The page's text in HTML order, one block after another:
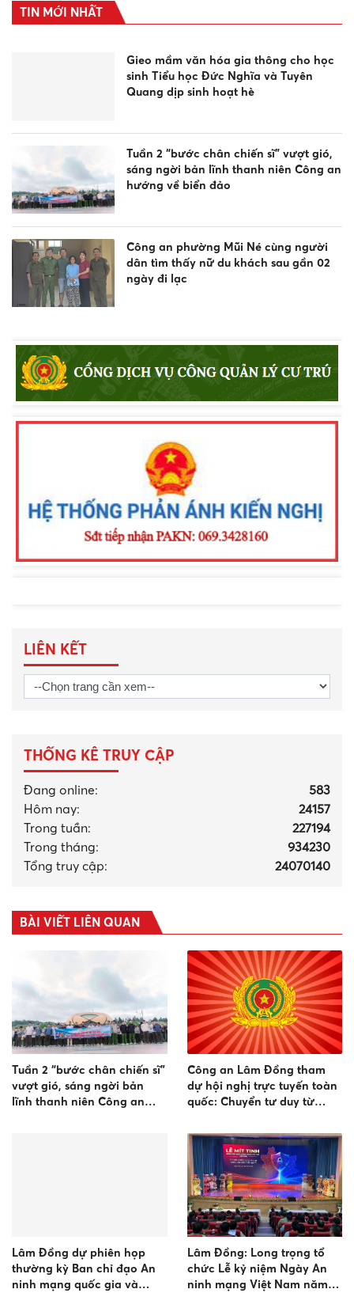
TIN MỚI NHẤT
Gieo mầm văn hóa gia thông cho học
sinh Tiểu học Đức Nghĩa và Tuyên
Quang dịp sinh hoạt hè
Tuần 2 “bước chân chiến sĩ” vượt gió,
sáng ngời bản lĩnh thanh niên Công an
hướng về biển đảo
Công an phường Mũi Né cùng người
dân tìm thấy nữ du khách sau gần 02
ngày đi lạc
thông, phòng chống đuối nước và
trợ
phường Nam Gia Nghĩa trong đấu
tranh phòng, chống tội phạm
LIÊN KẾT
THỐNG KÊ TRUY CẬP
Đang online:
583
Hôm nay:
24157
Trong tuần:
227194
Trong tháng:
934230
Tổng truy cập:
24070140
BÀI VIẾT LIÊN QUAN
Tuần 2 “bước chân chiến sĩ”
vượt gió, sáng ngời bản
lĩnh thanh niên Công an
Công an Lâm Đồng tham
dự hội nghị trực tuyến toàn
quốc: Chuyển tư duy từ
tạo" trong công tác cai
nghiện ma túy
Lâm Đồng dự phiên họp
thường kỳ Ban chỉ đạo An
ninh mạng quốc gia và
Lâm Đồng: Long trọng tổ
chức Lễ kỷ niệm Ngày An
ninh mạng Việt Nam năm